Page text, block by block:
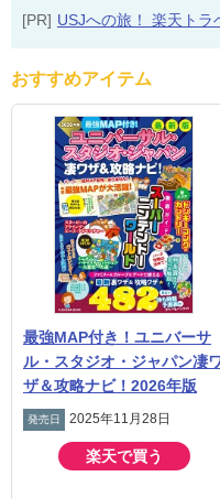
[PR] USJへの旅！ 楽天トラ
おすすめアイテム
最強MAP付き！ユニバーサ
ル・スタジオ・ジャパン凄
ザ＆攻略ナビ！2026年版
発売日 2025年11月28日
楽天で買う